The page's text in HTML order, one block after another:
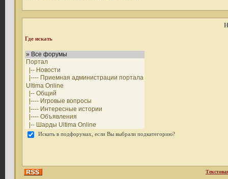
Где искать
Искать в подфорумах, если Вы выбрали подкатегорию?